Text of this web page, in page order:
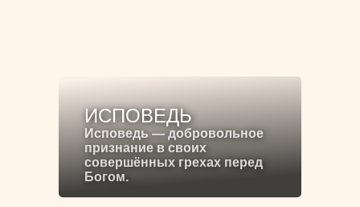
ИСПОВЕДЬ
Исповедь — добровольное
признание в своих
совершённых грехах перед
Богом.